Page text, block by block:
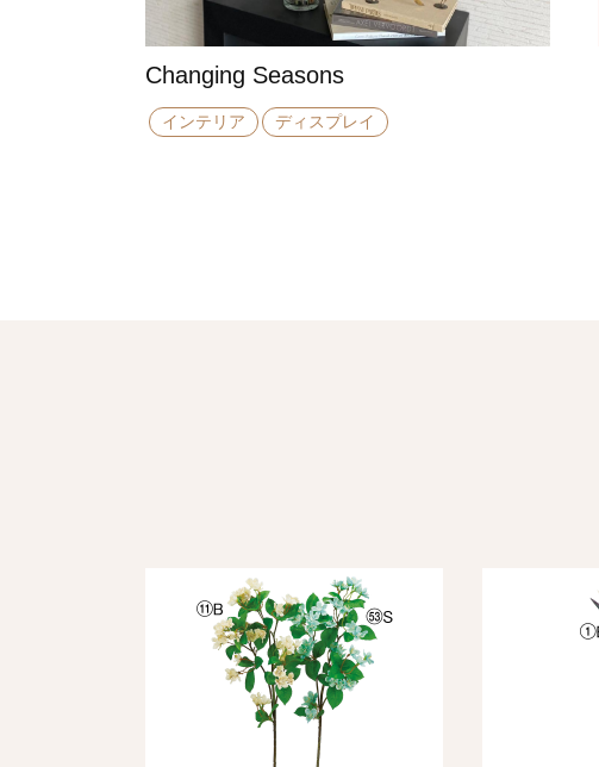
Changing Seasons
インテリア ディスプレイ